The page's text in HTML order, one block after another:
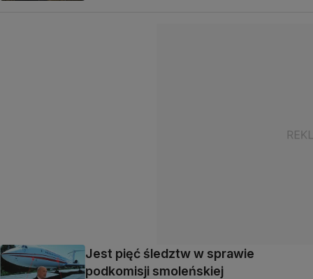
Jest pięć śledztw w sprawie
podkomisji smoleńskiej